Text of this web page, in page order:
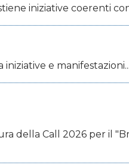
iniziative coerenti con
e manifestazioni...
della Call 2026 per il